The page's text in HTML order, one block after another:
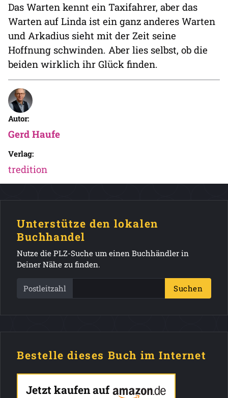
Das Warten kennt ein Taxifahrer, aber das
Warten auf Linda ist ein ganz anderes Warten
und Arkadius sieht mit der Zeit seine
Hoffnung schwinden. Aber lies selbst, ob die
beiden wirklich ihr Glück finden.
Autor:
Gerd Haufe
Verlag:
tredition
Unterstütze den lokalen
Buchhandel
Nutze die PLZ-Suche um einen Buchhändler in
Deiner Nähe zu finden.
Postleitzahl Suchen
Bestelle dieses Buch im Internet
Jetzt kaufen auf